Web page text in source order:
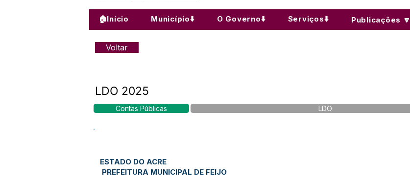
🏠Início Município⬇️ O Governo⬇️ Serviços⬇️ Publicações 🔽
Voltar
LDO 2025
Contas Públicas LDO
ESTADO DO ACRE
PREFEITURA MUNICIPAL DE FEIJO